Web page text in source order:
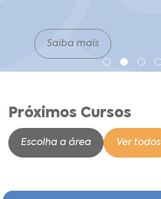
Saiba mais
Próximos Cursos
Escolha a área Ver todos